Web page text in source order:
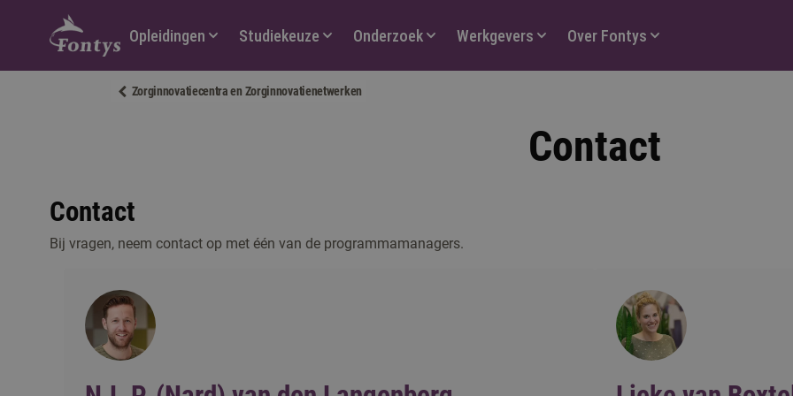
Hoofdmenu
Opleidingen Studiekeuze Onderzoek Werkgevers Over Fontys
Zorginnovatiecentra en Zorginnovatienetwerken
Contact
Contact
Bij vragen, neem contact op met één van de programmamanagers.